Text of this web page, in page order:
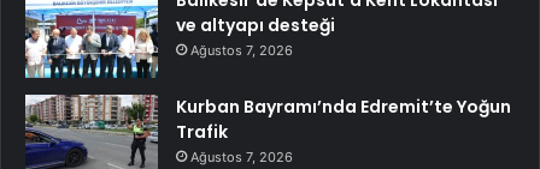
ve altyapı desteği
Ağustos 7, 2026
Kurban Bayramı’nda Edremit’te Yoğun
Trafik
Ağustos 7, 2026